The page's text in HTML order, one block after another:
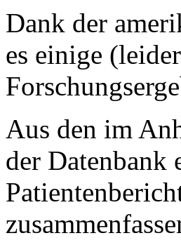
Dank der
es einige
Aus den im
der Datenbank